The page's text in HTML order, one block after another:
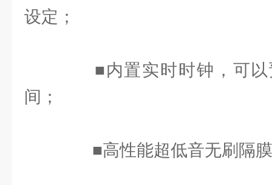
设定；
■内置实时时钟，可以
间；
■高性能超低音无刷隔膜